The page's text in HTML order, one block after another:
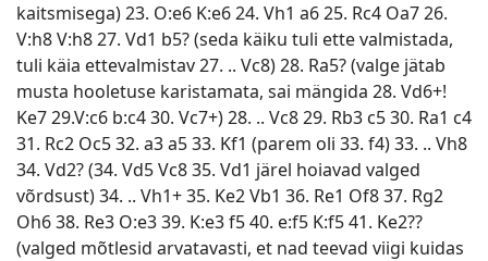
kaitsmisega) 23. O:e6 K:e6 24. Vh1 a6 25. Rc4 Oa7 26.
V:h8 V:h8 27. Vd1 b5? (seda käiku tuli ette valmistada,
tuli käia ettevalmistav 27. .. Vc8) 28. Ra5? (valge jätab
musta hooletuse karistamata, sai mängida 28. Vd6+!
Ke7 29.V:c6 b:c4 30. Vc7+) 28. .. Vc8 29. Rb3 c5 30. Ra1 c4
31. Rc2 Oc5 32. a3 a5 33. Kf1 (parem oli 33. f4) 33. .. Vh8
34. Vd2? (34. Vd5 Vc8 35. Vd1 järel hoiavad valged
võrdsust) 34. .. Vh1+ 35. Ke2 Vb1 36. Re1 Of8 37. Rg2
Oh6 38. Re3 O:e3 39. K:e3 f5 40. e:f5 K:f5 41. Ke2??
(valged mõtlesid arvatavasti, et nad teevad viigi kuidas